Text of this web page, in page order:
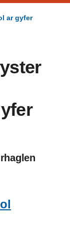
ar gyfer